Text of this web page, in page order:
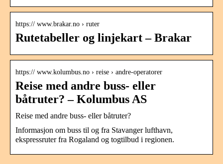
https:// www.brakar.no › ruter
Rutetabeller og linjekart – Brakar
https:// www.kolumbus.no › reise › andre-operatorer
Reise med andre buss- eller
båtruter? – Kolumbus AS
Reise med andre buss- eller båtruter?
Informasjon om buss til og fra Stavanger lufthavn,
ekspressruter fra Rogaland og togtilbud i regionen.